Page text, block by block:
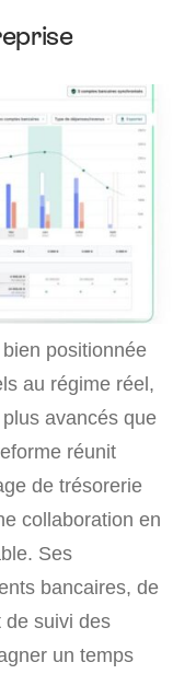
positionnée
au régime réel,
avancés que
réunit
de trésorerie
collaboration en
Ses
bancaires, de
de suivi des
un temps